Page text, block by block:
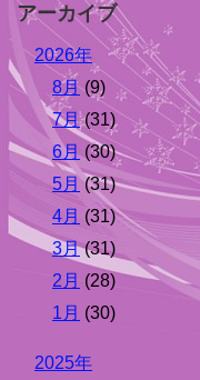
アーカイブ
2026年
8月 (9)
7月(31)
6月 (30)
5月 (31)
4月 (31)
3月(31)
2月 (28)
1月 (30)
2025年